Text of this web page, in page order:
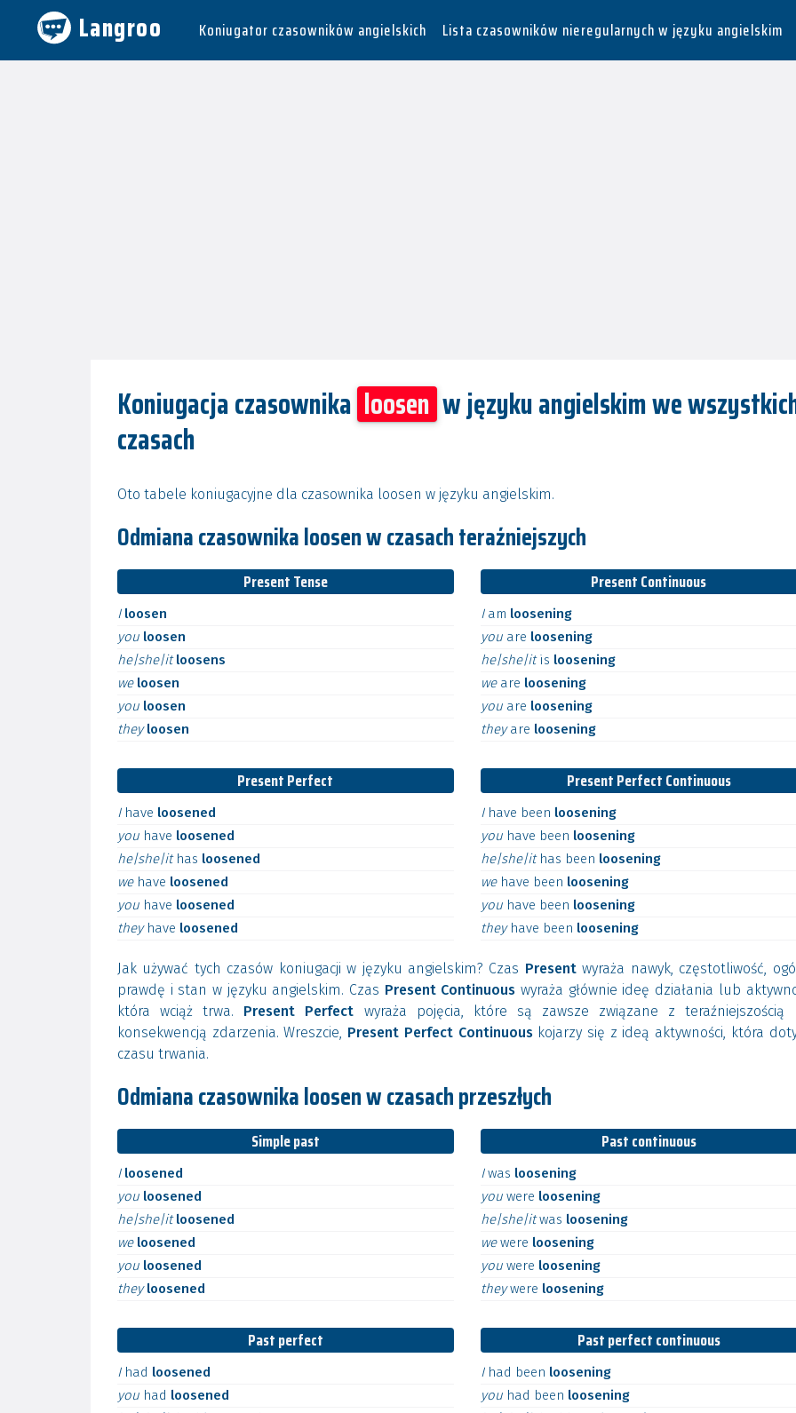
Langroo Koniugator czasowników angielskich Lista czasowników nieregularnych w języku angielskim
Koniugacja czasownika loosen w języku angielskim we
czasach
Oto tabele koniugacyjne dla czasownika loosen w języku angielskim.
Odmiana czasownika loosen w czasach teraźniejszych
Present Tense
I loosen
you loosen
he|she|itloosens
we loosen
you loosen
theyloosen
Present Continuous
I am loosening
you are loosening
he|she|itis loosening
we are loosening
you are loosening
theyare loosening
Present Perfect
I have loosened
you have loosened
he|she|it has loosened
we have loosened
you have loosened
they have loosened
Present Perfect Continuous
I have been loosening
you have been loosening
he|she|it has been loosening
we have been loosening
you have been loosening
they have been loosening
Jak używać tych czasów koniugacji w języku angielskim? Czas Presentwyraża nawyk, częstotliwość,
prawdę i stan w języku angielskim. Czas Present Continuous wyraża głównie ideę działania lub
która wciąż trwa. Present Perfect wyraża pojęcia, które są zawsze związane z teraźniejszością
konsekwencją zdarzenia. Wreszcie, Present Perfect Continuouskojarzy się z ideą aktywności, która
czasu trwania.
Odmiana czasownika loosen w czasach przeszłych
Simple past
I loosened
you loosened
he|she|itloosened
we loosened
you loosened
theyloosened
Past continuous
Iwas loosening
you were loosening
he|she|itwas loosening
wewere loosening
you were loosening
theywere loosening
Past perfect
I had loosened
you had loosened
Past perfect continuous
I had been loosening
you had been loosening